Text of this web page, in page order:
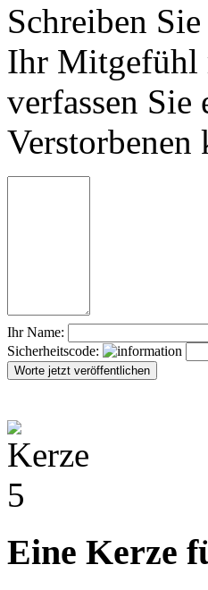
Schreiben
Ihr Mitgefühl
verfassen
Verstorbenen
Ihr Name:
Sicherheitscode:
Eine Kerze